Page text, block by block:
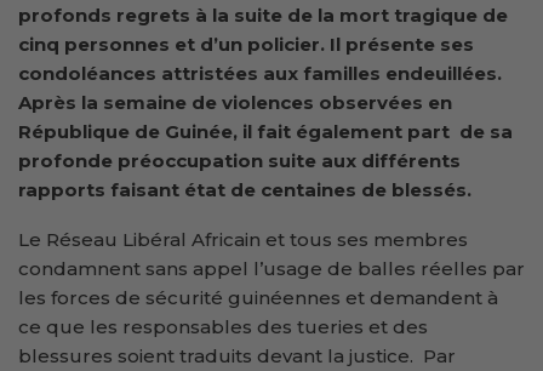
profonds regrets à la suite de la mort tragique de
cinq personnes et d’un policier. Il présente ses
condoléances attristées aux familles endeuillées.
Après la semaine de violences observées en
République de Guinée, il fait également part de sa
profonde préoccupation suite aux différents
rapports faisant état de centaines de blessés.
Le Réseau Libéral Africain et tous ses membres
condamnent sans appel l’usage de balles réelles par
les forces de sécurité guinéennes et demandent à
ce que les responsables des tueries et des
blessures soient traduits devant la justice. Par